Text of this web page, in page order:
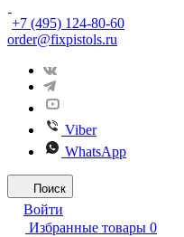
+7 (495) 124-80-60
order@fixpistols.ru
Viber
WhatsApp
Поиск
Войти
Избранные товары 0